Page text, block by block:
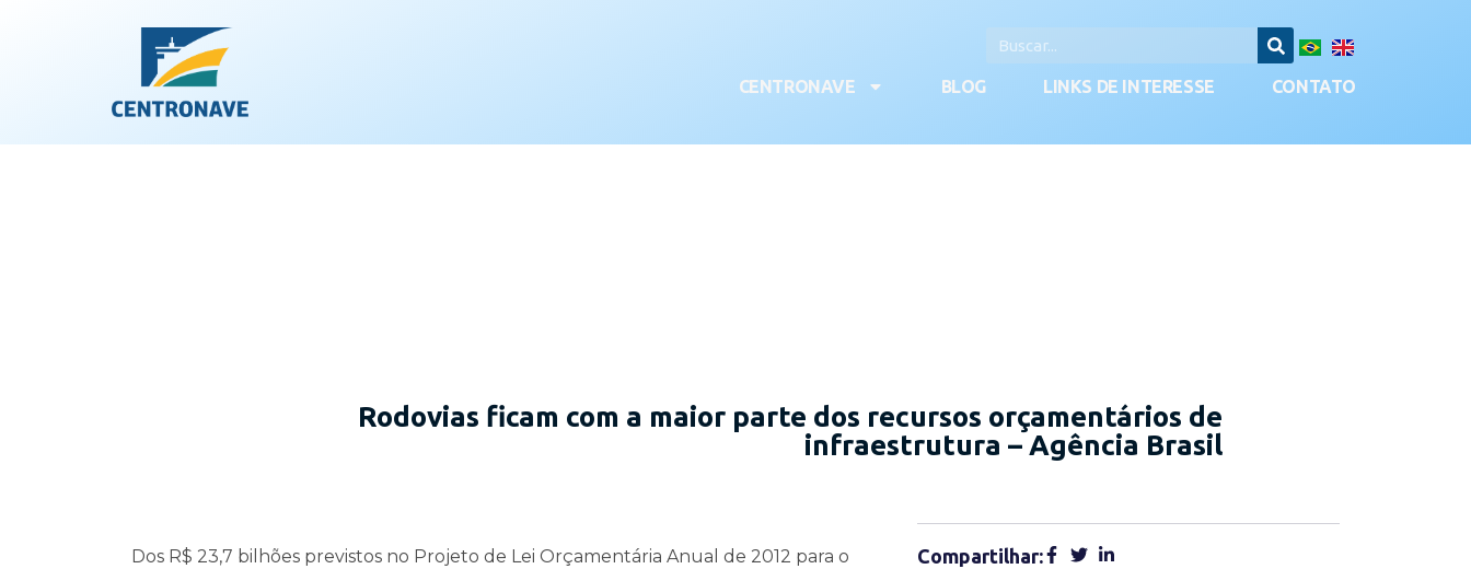
CENTRONAVE BLOG LINKS DE INTERESSE CONTATO
Rodovias ficam com a maior parte dos recursos orçamentários de
infraestrutura – Agência Brasil
Dos R$ 23,7 bilhões previstos no Projeto de Lei Orçamentária Anual de 2012 para o
Compartilhar: